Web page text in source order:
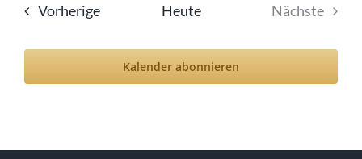
VorherigeVeranstaltungen
Heute
Nächste
Kalender abonnieren